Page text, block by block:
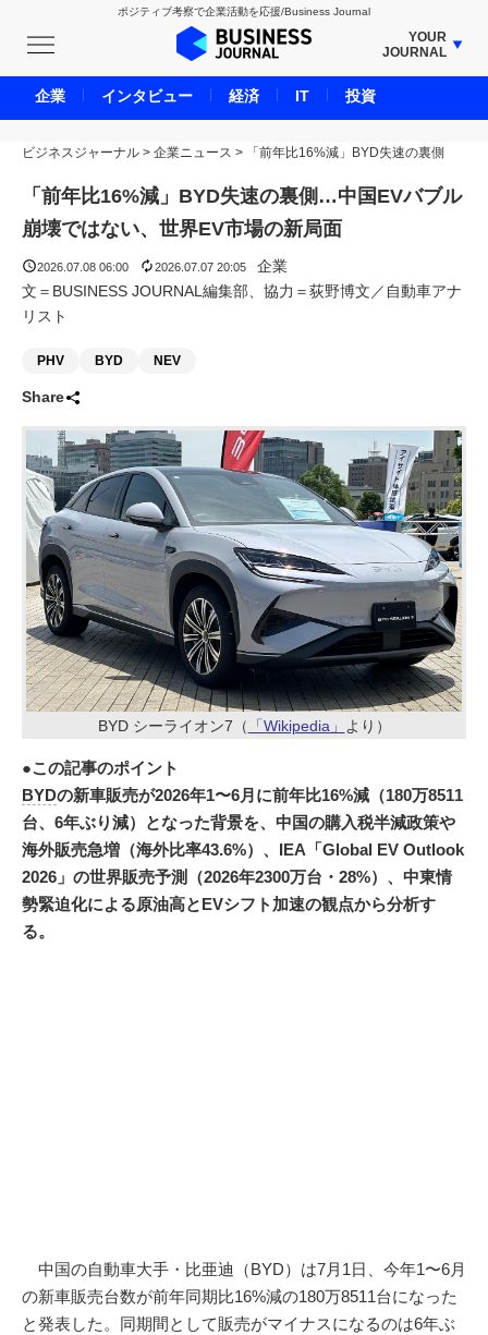
ポジティブ考察で企業活動を応援/Business Journal
YOUR
JOURNAL
BUSINESS JOURNAL
UNICORN JOURNAL
CARBON CREDITS JOURNAL
IVS JOURNAL
ENERGY MANAGEMENT JOURNAL
LIFE ENDING JOURNAL
ADOPTABLE DOG JOURNAL
ビジネスジャーナル > 企業ニュース > 「前年比16%減」BYD失速の裏側
「前年比16%減」BYD失速の裏側…中国EVバブル
崩壊ではない、世界EV市場の新局面
2026.07.08 06:00 2026.07.07 20:05
企業
文＝BUSINESS JOURNAL編集部、協力＝荻野博文／自動車アナ
リスト
PHV BYD NEV
Share
BYD シーライオン7（ 「Wikipedia」 より）
●この記事のポイント
BYDの新車販売が2026年1〜6月に前年比16%減（180万8511
台、6年ぶり減）となった背景を、中国の購入税半減政策や
海外販売急増（海外比率43.6%）、IEA「Global EV Outlook
2026」の世界販売予測（2026年2300万台・28%）、中東情
勢緊迫化による原油高とEVシフト加速の観点から分析す
る。
中国の自動車大手・比亜迪（BYD）は7月1日、今年1〜6月
の新車販売台数が前年同期比16%減の180万8511台になった
と発表した。同期間として販売がマイナスになるのは6年ぶ
企業 インタビュー 経済 IT 投資